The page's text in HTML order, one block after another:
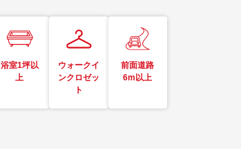
浴室1坪以
上
ウォークイ
ンクロゼッ
ト
前面道路
6m以上